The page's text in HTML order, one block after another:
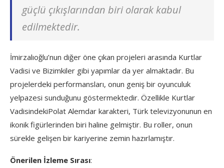
güçlü çıkışlarından biri olarak kabul
edilmektedir.
İmirzalıoğlu’nun diğer öne çıkan projeleri arasında Kurtlar
Vadisi ve Bizimkiler gibi yapımlar da yer almaktadır. Bu
projelerdeki performansları, onun geniş bir oyunculuk
yelpazesi sunduğunu göstermektedir. Özellikle Kurtlar
VadisindekiPolat Alemdar karakteri, Türk televizyonunun en
ikonik figürlerinden biri haline gelmiştir. Bu roller, onun
sürekle gelişen bir kariyerine zemin hazırlamıştır.
Önerilen İzleme Sırası: